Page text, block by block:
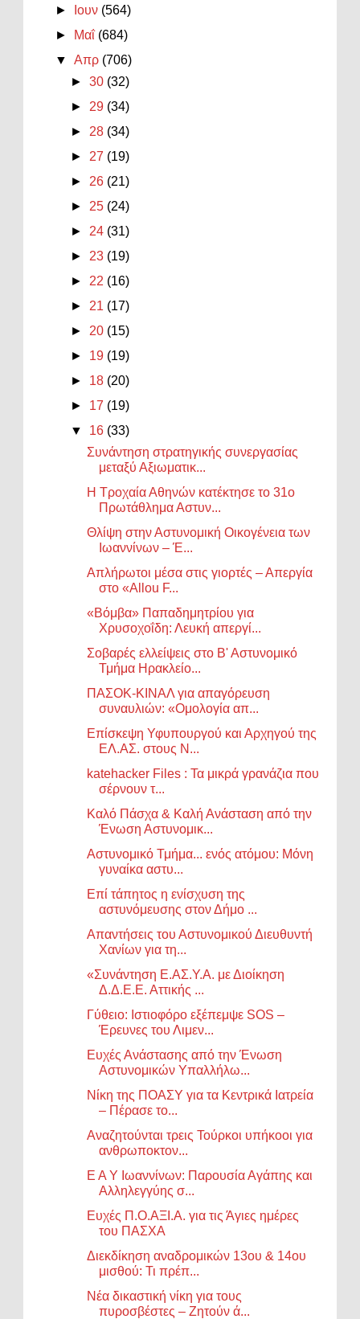
►
Ιουν (564)
►
Μαΐ (684)
▼Απρ (706)
►30 (32)
► 29 (34)
► 28 (34)
► 27 (19)
► 26 (21)
► 25 (24)
► 24 (31)
► 23 (19)
► 22 (16)
► 21 (17)
► 20 (15)
► 19 (19)
► 18 (20)
► 17 (19)
▼ 16 (33)
Συνάντηση στρατηγικής συνεργασίας
μεταξύ Αξιωματικ...
Η Τροχαία Αθηνών κατέκτησε το 31ο
Πρωτάθλημα Αστυν...
Θλίψη στην Αστυνομική Οικογένεια των
Ιωαννίνων – Έ...
Απλήρωτοι μέσα στις γιορτές – Απεργία
στο «Allou F...
«Βόμβα» Παπαδημητρίου για
Χρυσοχοΐδη: Λευκή απεργί...
Σοβαρές ελλείψεις στο Β' Αστυνομικό
Τμήμα Ηρακλείο...
ΠΑΣΟΚ-ΚΙΝΑΛ για απαγόρευση
συναυλιών: «Ομολογία απ...
Επίσκεψη Υφυπουργού και Αρχηγού της
ΕΛ.ΑΣ. στους Ν...
katehacker Files : Τα μικρά γρανάζια που
σέρνουν τ...
Καλό Πάσχα & Καλή Ανάσταση από την
Ένωση Αστυνομικ...
Αστυνομικό Τμήμα... ενός ατόμου: Μόνη
γυναίκα αστυ...
Επί τάπητος η ενίσχυση της
αστυνόμευσης στον Δήμο ...
Απαντήσεις του Αστυνομικού Διευθυντή
Χανίων για τη...
«Συνάντηση Ε.ΑΣ.Υ.Α. με Διοίκηση
Δ.Δ.Ε.Ε. Αττικής ...
Γύθειο: Ιστιοφόρο εξέπεμψε SOS –
Έρευνες του Λιμεν...
Ευχές Ανάστασης από την Ένωση
Αστυνομικών Υπαλλήλω...
Νίκη της ΠΟΑΣΥ για τα Κεντρικά Ιατρεία
– Πέρασε το...
Αναζητούνται τρεις Τούρκοι υπήκοοι για
ανθρωποκτον...
Ε Α Υ Ιωαννίνων: Παρουσία Αγάπης και
Αλληλεγγύης σ...
Ευχές Π.Ο.ΑΞΙ.Α. για τις Άγιες ημέρες
του ΠΑΣΧΑ
Διεκδίκηση αναδρομικών 13ου & 14ου
μισθού: Τι πρέπ...
Νέα δικαστική νίκη για τους
πυροσβέστες – Ζητούν ά...